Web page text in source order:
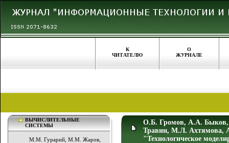
К
ЧИТАТЕЛЮ
О
ЖУРНАЛЕ
ВЫЧИСЛИТЕЛЬНЫЕ
СИСТЕМЫ
М.М. Гурарий, М.М. Жаров,
О.Б. Громов, А.А.
Травин, М.Л. Ахтямова,
"Технологическое